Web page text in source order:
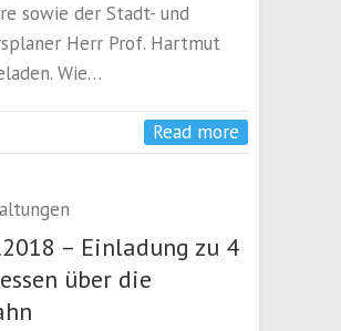
sowie der Stadt- und
Herr Prof. Hartmut
Wie…
Read more
– Einladung zu 4
über die